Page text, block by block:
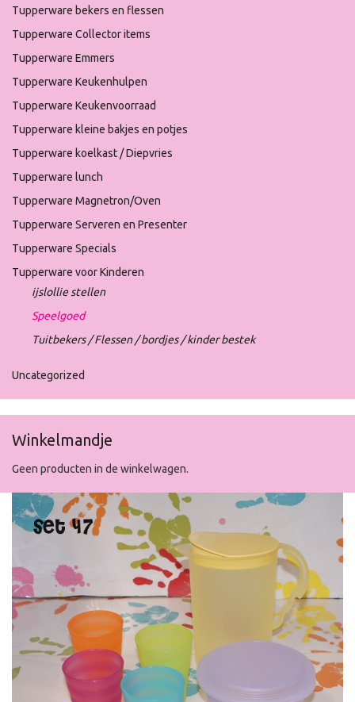
Tupperware bekers en flessen
Tupperware Collector items
Tupperware Emmers
Tupperware Keukenhulpen
Tupperware Keukenvoorraad
Tupperware kleine bakjes en potjes
Tupperware koelkast / Diepvries
Tupperware lunch
Tupperware Magnetron/Oven
Tupperware Serveren en Presenter
Tupperware Specials
Tupperware voor Kinderen
ijslollie stellen
Speelgoed
Tuitbekers / Flessen / bordjes / kinder bestek
Uncategorized
Winkelmandje
Geen producten in de winkelwagen.